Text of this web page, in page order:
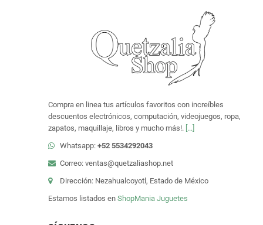
Compra en linea tus artículos favoritos con increíbles
descuentos electrónicos, computación, videojuegos, ropa,
zapatos, maquillaje, libros y mucho más!. [...]
Whatsapp: +52 5534292043
Correo: ventas@quetzaliashop.net
Dirección: Nezahualcoyotl, Estado de México
Estamos listados en ShopMania Juguetes